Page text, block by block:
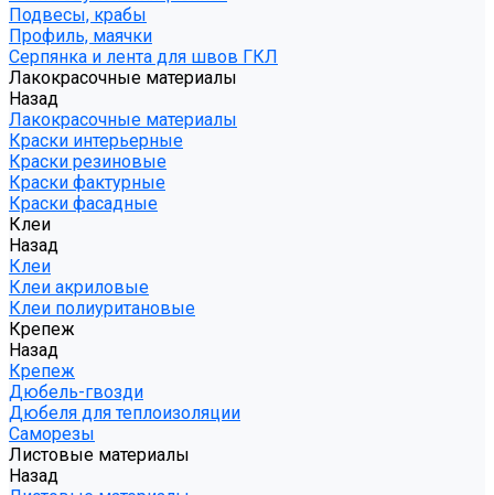
Подвесы, крабы
Профиль, маячки
Серпянка и лента для швов ГКЛ
Лакокрасочные материалы
Назад
Лакокрасочные материалы
Краски интерьерные
Краски резиновые
Краски фактурные
Краски фасадные
Клеи
Назад
Клеи
Клеи акриловые
Клеи полиуритановые
Крепеж
Назад
Крепеж
Дюбель-гвозди
Дюбеля для теплоизоляции
Саморезы
Листовые материалы
Назад